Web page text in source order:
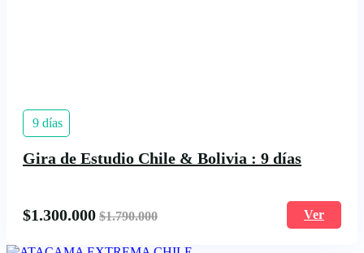
9 días
Gira de Estudio Chile & Bolivia : 9 días​
$1.300.000 $1.790.000 Ver